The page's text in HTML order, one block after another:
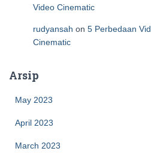
Video Cinematic
rudyansah on 5 Perbedaan
Cinematic
Arsip
May 2023
April 2023
March 2023